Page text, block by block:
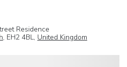
Residence
, EH2 4BL, United Kingdom